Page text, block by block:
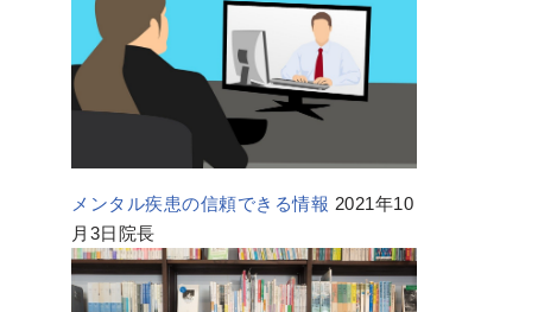
メンタル疾患の信頼できる情報 2021年10
月3日院長